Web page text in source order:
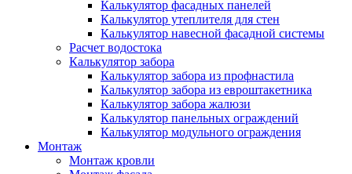
Калькулятор фасадных панелей
Калькулятор утеплителя для стен
Калькулятор навесной фасадной системы
Расчет водостока
Калькулятор забора
Калькулятор забора из профнастила
Калькулятор забора из евроштакетника
Калькулятор забора жалюзи
Калькулятор панельных ограждений
Калькулятор модульного ограждения
Монтаж
Монтаж кровли